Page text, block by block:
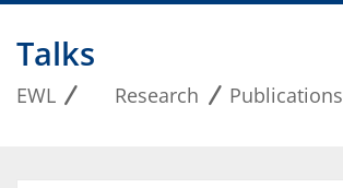
Talks
EWL Research Publications